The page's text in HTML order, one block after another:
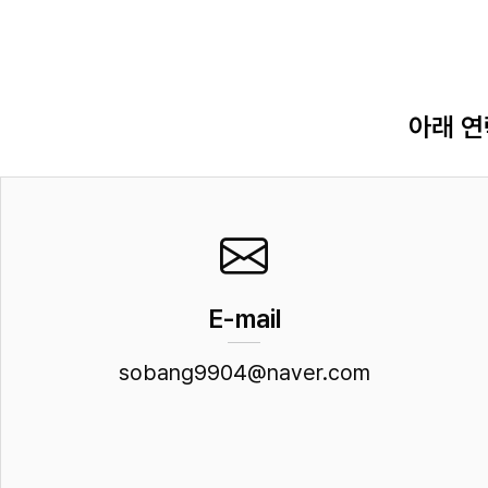
아래
E-mail
sobang9904@naver.com